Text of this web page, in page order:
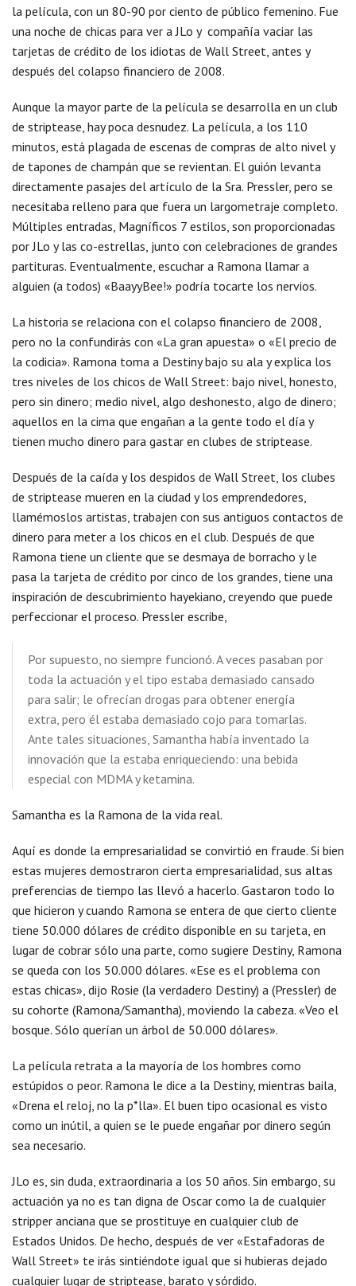
la película, con un 80-90 por ciento de público femenino. Fue
una noche de chicas para ver a JLo y compañía vaciar las
tarjetas de crédito de los idiotas de Wall Street, antes y
después del colapso financiero de 2008.
Aunque la mayor parte de la película se desarrolla en un club
de striptease, hay poca desnudez. La película, a los 110
minutos, está plagada de escenas de compras de alto nivel y
de tapones de champán que se revientan. El guión levanta
directamente pasajes del artículo de la Sra. Pressler, pero se
necesitaba relleno para que fuera un largometraje completo.
Múltiples entradas, Magníficos 7 estilos, son proporcionadas
por JLo y las co-estrellas, junto con celebraciones de grandes
partituras. Eventualmente, escuchar a Ramona llamar a
alguien (a todos) «BaayyBee!» podría tocarte los nervios.
La historia se relaciona con el colapso financiero de 2008,
pero no la confundirás con «La gran apuesta» o «El precio de
la codicia». Ramona toma a Destiny bajo su ala y explica los
tres niveles de los chicos de Wall Street: bajo nivel, honesto,
pero sin dinero; medio nivel, algo deshonesto, algo de dinero;
aquellos en la cima que engañan a la gente todo el día y
tienen mucho dinero para gastar en clubes de striptease.
Después de la caída y los despidos de Wall Street, los clubes
de striptease mueren en la ciudad y los emprendedores,
llamémoslos artistas, trabajen con sus antiguos contactos de
dinero para meter a los chicos en el club. Después de que
Ramona tiene un cliente que se desmaya de borracho y le
pasa la tarjeta de crédito por cinco de los grandes, tiene una
inspiración de descubrimiento hayekiano, creyendo que puede
perfeccionar el proceso. Pressler escribe,
Por supuesto, no siempre funcionó. A veces pasaban por
toda la actuación y el tipo estaba demasiado cansado
para salir; le ofrecían drogas para obtener energía
extra, pero él estaba demasiado cojo para tomarlas.
Ante tales situaciones, Samantha había inventado la
innovación que la estaba enriqueciendo: una bebida
especial con MDMA y ketamina.
Samantha es la Ramona de la vida real.
Aquí es donde la empresarialidad se convirtió en fraude. Si bien
estas mujeres demostraron cierta empresarialidad, sus altas
preferencias de tiempo las llevó a hacerlo. Gastaron todo lo
que hicieron y cuando Ramona se entera de que cierto cliente
tiene 50.000 dólares de crédito disponible en su tarjeta, en
lugar de cobrar sólo una parte, como sugiere Destiny, Ramona
se queda con los 50.000 dólares. «Ese es el problema con
estas chicas», dijo Rosie (la verdadero Destiny) a (Pressler) de
su cohorte (Ramona/Samantha), moviendo la cabeza. «Veo el
bosque. Sólo querían un árbol de 50.000 dólares».
La película retrata a la mayoría de los hombres como
estúpidos o peor. Ramona le dice a la Destiny, mientras baila,
«Drena el reloj, no la p*lla». El buen tipo ocasional es visto
como un inútil, a quien se le puede engañar por dinero según
sea necesario.
JLo es, sin duda, extraordinaria a los 50 años. Sin embargo, su
actuación ya no es tan digna de Oscar como la de cualquier
stripper anciana que se prostituye en cualquier club de
Estados Unidos. De hecho, después de ver «Estafadoras de
Wall Street» te irás sintiéndote igual que si hubieras dejado
cualquier lugar de striptease, barato y sórdido.